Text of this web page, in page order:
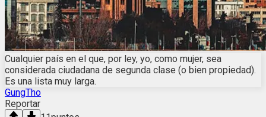
Cualquier país en el que, por ley, yo, como mujer, sea
considerada ciudadana de segunda clase (o bien propiedad).
Es una lista muy larga.
GungTho
Reportar